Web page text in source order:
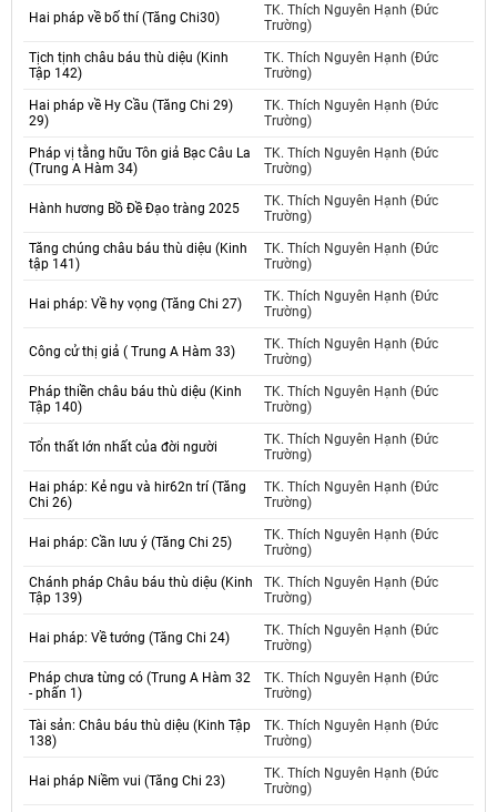
Hai pháp về bố thí (Tăng Chi30)
TK. Thích Nguyên Hạnh (Đức
Trường)
Tịch tịnh châu báu thù diệu (Kinh
Tập 142)
TK. Thích Nguyên Hạnh (Đức
Trường)
Hai pháp về Hy Cầu (Tăng Chi 29)
29)
TK. Thích Nguyên Hạnh (Đức
Trường)
Pháp vị tằng hữu Tôn giả Bạc Câu La
(Trung A Hàm 34)
TK. Thích Nguyên Hạnh (Đức
Trường)
Hành hương Bồ Đề Đạo tràng 2025
TK. Thích Nguyên Hạnh (Đức
Trường)
Tăng chúng châu báu thù diệu (Kinh
tập 141)
TK. Thích Nguyên Hạnh (Đức
Trường)
Hai pháp: Về hy vọng (Tăng Chi 27)
TK. Thích Nguyên Hạnh (Đức
Trường)
Công cử thị giả ( Trung A Hàm 33)
TK. Thích Nguyên Hạnh (Đức
Trường)
Pháp thiền châu báu thù diệu (Kinh
Tập 140)
TK. Thích Nguyên Hạnh (Đức
Trường)
Tổn thất lớn nhất của đời người
TK. Thích Nguyên Hạnh (Đức
Trường)
Hai pháp: Kẻ ngu và hir62n trí (Tăng
Chi 26)
TK. Thích Nguyên Hạnh (Đức
Trường)
Hai pháp: Cần lưu ý (Tăng Chi 25)
TK. Thích Nguyên Hạnh (Đức
Trường)
Chánh pháp Châu báu thù diệu (Kinh
Tập 139)
TK. Thích Nguyên Hạnh (Đức
Trường)
Hai pháp: Về tướng (Tăng Chi 24)
TK. Thích Nguyên Hạnh (Đức
Trường)
Pháp chưa từng có (Trung A Hàm 32
- phấn 1)
TK. Thích Nguyên Hạnh (Đức
Trường)
Tài sản: Châu báu thù diệu (Kinh Tập
138)
TK. Thích Nguyên Hạnh (Đức
Trường)
Hai pháp Niềm vui (Tăng Chi 23)
TK. Thích Nguyên Hạnh (Đức
Trường)